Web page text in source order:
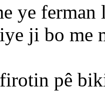
ye
ji bo me
pê